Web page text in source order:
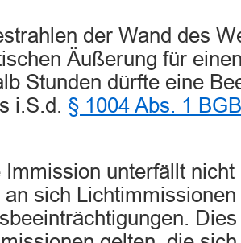
der Wand des
Äußerung für
Stunden dürfte eine
i.S.d. § 1004 Abs. 1 BGB
Immission unterfällt nicht
sich Lichtimmissionen